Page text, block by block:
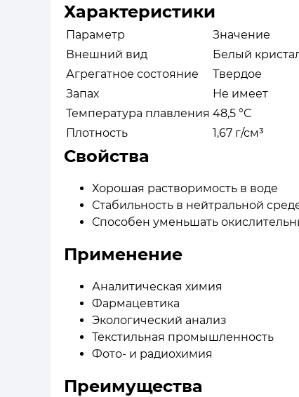
Характеристики
Параметр
Значение
Внешний вид
Белый
Агрегатное состояние
Твердое
Запах
Не имеет
Температура плавления 48,5 °C
Плотность
1,67 г/см³
Свойства
Хорошая растворимость в воде
Стабильность в нейтральной
Способен уменьшать
Применение
Аналитическая химия
Фармацевтика
Экологический анализ
Текстильная промышленность
Фото- и радиохимия
Преимущества